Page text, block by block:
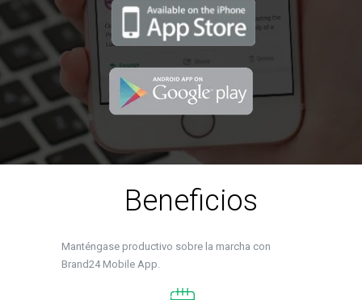
Beneficios
Manténgase productivo sobre la marcha con
Brand24 Mobile App.